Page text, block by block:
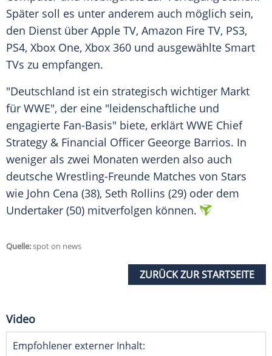
Später soll es unter anderem auch möglich sein,
den Dienst über Apple TV, Amazon Fire TV, PS3,
PS4, Xbox One, Xbox 360 und ausgewählte Smart
TVs zu empfangen.
"Deutschland ist ein strategisch wichtiger Markt
für WWE", der eine "leidenschaftliche und
engagierte Fan-Basis" biete, erklärt WWE Chief
Strategy & Financial Officer Geeorge Barrios. In
weniger als zwei Monaten werden also auch
deutsche Wrestling-Freunde Matches von Stars
wie John Cena (38), Seth Rollins (29) oder dem
Undertaker (50) mitverfolgen können.
Quelle:spot on news
ZURÜCK ZUR STARTSEITE
Video
Empfohlener externer Inhalt: